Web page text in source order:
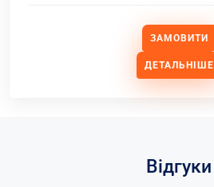
ЗАМОВИТИ
ДЕТАЛЬНІШЕ
Відгуки